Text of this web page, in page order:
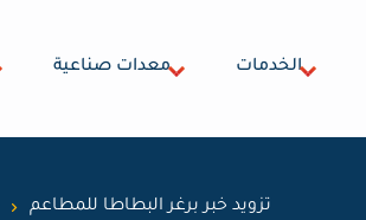
معدات صناعية الخدمات
تزويد خبر برغر البطاطا للمطاعم